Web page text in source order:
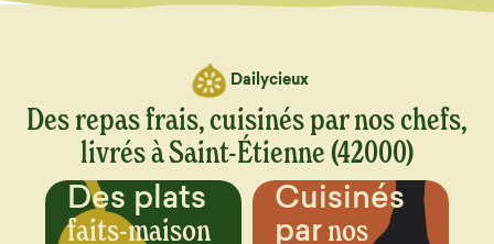
Dailycieux
Des repas frais, cuisinés par nos chefs,
livrés à Saint-Étienne (42000)
Cuisinés
parnos
Un menu
chaque